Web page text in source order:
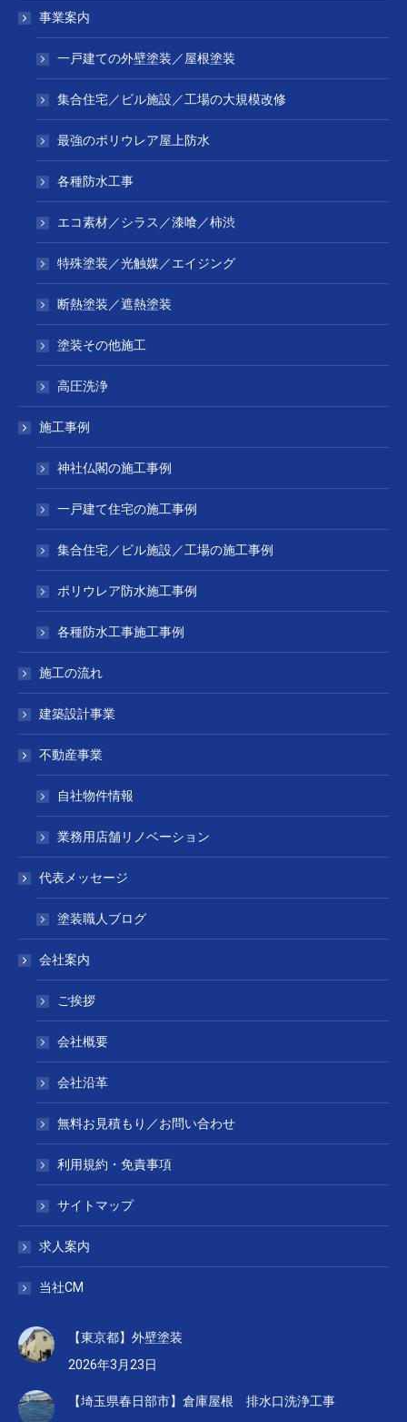
事業案内
一戸建ての外壁塗装／屋根塗装
集合住宅／ビル施設／工場の大規模改修
最強のポリウレア屋上防水
各種防水工事
エコ素材／シラス／漆喰／柿渋
特殊塗装／光触媒／エイジング
断熱塗装／遮熱塗装
塗装その他施工
高圧洗浄
施工事例
神社仏閣の施工事例
一戸建て住宅の施工事例
集合住宅／ビル施設／工場の施工事例
ポリウレア防水施工事例
各種防水工事施工事例
施工の流れ
建築設計事業
不動産事業
自社物件情報
業務用店舗リノベーション
代表メッセージ
塗装職人ブログ
会社案内
ご挨拶
会社概要
会社沿革
無料お見積もり／お問い合わせ
利用規約・免責事項
サイトマップ
求人案内
当社CM
【東京都】外壁塗装
2026年3月23日
【埼玉県春日部市】倉庫屋根 排水口洗浄工事